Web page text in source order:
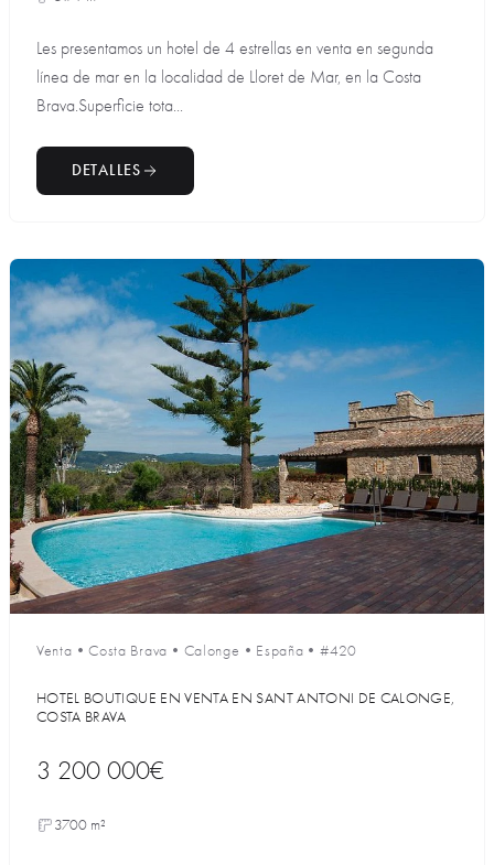
Les presentamos un hotel de 4 estrellas en venta en segunda
línea de mar en la localidad de Lloret de Mar, en la Costa
Brava.Superficie tota...
DETALLES
Venta •Costa Brava • Calonge • España •#420
HOTEL BOUTIQUE EN VENTA EN SANT ANTONI DE CALONGE,
COSTA BRAVA
3 200 000€
3700 m²